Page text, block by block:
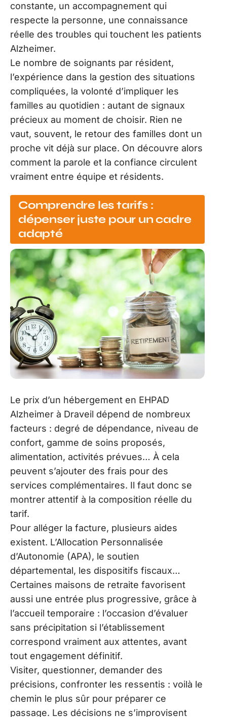
constante, un accompagnement qui
respecte la personne, une connaissance
réelle des troubles qui touchent les patients
Alzheimer.
Le nombre de soignants par résident,
l’expérience dans la gestion des situations
compliquées, la volonté d’impliquer les
familles au quotidien : autant de signaux
précieux au moment de choisir. Rien ne
vaut, souvent, le retour des familles dont un
proche vit déjà sur place. On découvre alors
comment la parole et la confiance circulent
vraiment entre équipe et résidents.
Comprendre les tarifs :
dépenser juste pour un cadre
adapté
Le prix d’un hébergement en EHPAD
Alzheimer à Draveil dépend de nombreux
facteurs : degré de dépendance, niveau de
confort, gamme de soins proposés,
alimentation, activités prévues… À cela
peuvent s’ajouter des frais pour des
services complémentaires. Il faut donc se
montrer attentif à la composition réelle du
tarif.
Pour alléger la facture, plusieurs aides
existent. L’Allocation Personnalisée
d’Autonomie (APA), le soutien
départemental, les dispositifs fiscaux…
Certaines maisons de retraite favorisent
aussi une entrée plus progressive, grâce à
l’accueil temporaire : l’occasion d’évaluer
sans précipitation si l’établissement
correspond vraiment aux attentes, avant
tout engagement définitif.
Visiter, questionner, demander des
précisions, confronter les ressentis : voilà le
chemin le plus sûr pour préparer ce
passage. Les décisions ne s’improvisent